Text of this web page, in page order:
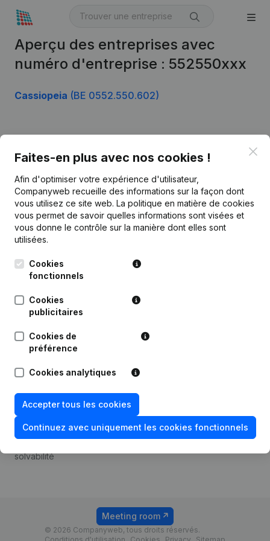
Aperçu des entreprises avec
numéro d'entreprise : 552550xxx
Cassiopeia (BE 0552.550.602)
Faites-en plus avec nos cookies !
Afin d'optimiser votre expérience d'utilisateur,
Companyweb recueille des informations sur la façon dont
vous utilisez ce site web. La politique en matière de cookies
vous permet de savoir quelles informations sont visées et
vous donne le contrôle sur la manière dont elles sont
utilisées.
Cookies
fonctionnels
Cookies
publicitaires
Cookies de
préférence
Cookies analytiques
Accepter tous les cookies
Continuez avec uniquement les cookies fonctionnels
Français
Kantorenpark Everest
Leuvensesteenweg
1800 Vilvoorde
Informations d’entreprise
Monitoring
Recherche internationale
Prospection
Compliance et prévention
de la fraude
Consulter des comptes
Recherche de numéro de
TVA
solvabilité
Tarifs
© 2026 Companyweb, tous droits réservés.
Meeting room